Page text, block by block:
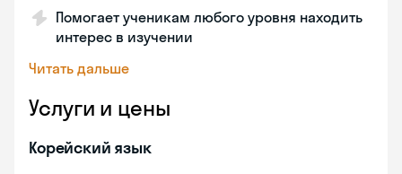
Помогает ученикам любого уровня находить
интерес в изучении
Читать дальше
Услуги и цены
Корейский язык